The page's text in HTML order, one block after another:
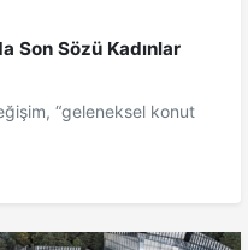
Son Sözü Kadınlar
“geleneksel konut